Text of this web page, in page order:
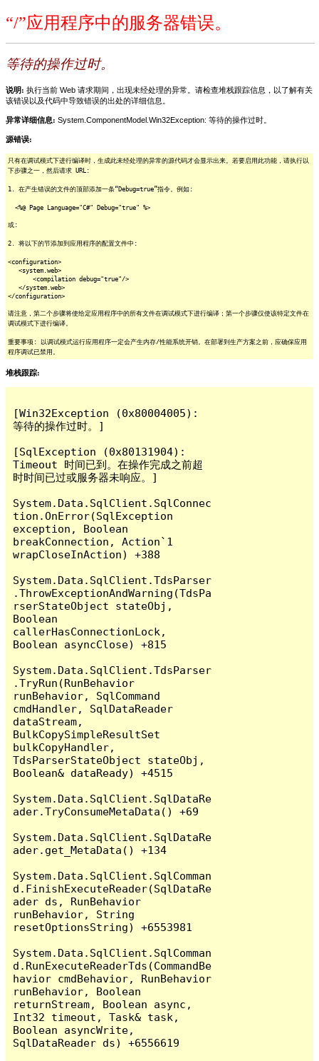
“/”应用程序中的服务器错误。
等待的操作过时。
说明: 执行当前 Web 请求期间，出现未经处理的异常。请检查堆栈跟踪信息，以了解有关
该错误以及代码中导致错误的出处的详细信息。
异常详细信息: System.ComponentModel.Win32Exception: 等待的操作过时。
源错误:
只有在调试模式下进行编译时，生成此未经处理的异常的源代码才会显示出来。若要启用此功能，请执行以
下步骤之一，然后请求 URL:
1. 在产生错误的文件的顶部添加一条“Debug=true”指令。例如:
<%@ Page Language="C#" Debug="true" %>
或:
2. 将以下的节添加到应用程序的配置文件中:
<configuration>
<system.web>
<compilation debug="true"/>
</system.web>
</configuration>
请注意，第二个步骤将使给定应用程序中的所有文件在调试模式下进行编译；第一个步骤仅使该特定文件在
调试模式下进行编译。
重要事项: 以调试模式运行应用程序一定会产生内存/性能系统开销。在部署到生产方案之前，应确保应用
程序调试已禁用。
堆栈跟踪:
[Win32Exception (0x80004005):
等待的操作过时。]
[SqlException (0x80131904):
Timeout 时间已到。在操作完成之前超
时时间已过或服务器未响应。]
System.Data.SqlClient.SqlConnec
tion.OnError(SqlException
exception, Boolean
breakConnection, Action`1
wrapCloseInAction) +388
System.Data.SqlClient.TdsParser
.ThrowExceptionAndWarning(TdsPa
rserStateObject stateObj,
Boolean
callerHasConnectionLock,
Boolean asyncClose) +815
System.Data.SqlClient.TdsParser
.TryRun(RunBehavior
runBehavior, SqlCommand
cmdHandler, SqlDataReader
dataStream,
BulkCopySimpleResultSet
bulkCopyHandler,
TdsParserStateObject stateObj,
Boolean& dataReady) +4515
System.Data.SqlClient.SqlDataRe
ader.TryConsumeMetaData() +69
System.Data.SqlClient.SqlDataRe
ader.get_MetaData() +134
System.Data.SqlClient.SqlComman
d.FinishExecuteReader(SqlDataRe
ader ds, RunBehavior
runBehavior, String
resetOptionsString) +6553981
System.Data.SqlClient.SqlComman
d.RunExecuteReaderTds(CommandBe
havior cmdBehavior, RunBehavior
runBehavior, Boolean
returnStream, Boolean async,
Int32 timeout, Task& task,
Boolean asyncWrite,
SqlDataReader ds) +6556619